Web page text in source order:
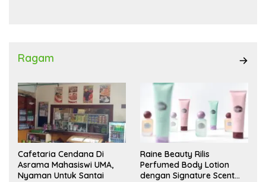
Ragam
Cafetaria Cendana Di
Asrama Mahasiswi UMA,
Nyaman Untuk Santai
Raine Beauty Rilis
Perfumed Body Lotion
dengan Signature Scent